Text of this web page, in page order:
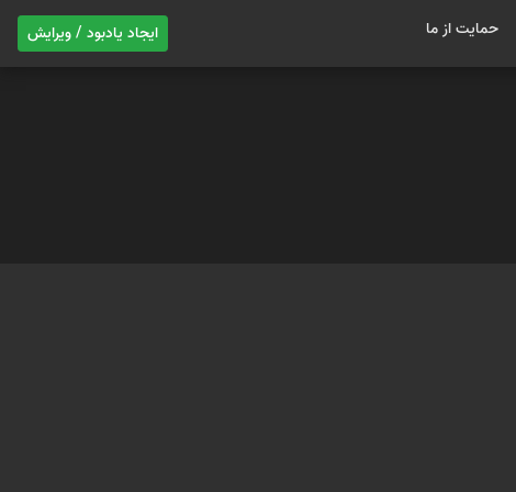
ایجاد یادبود / ویرایش حمایت از ما